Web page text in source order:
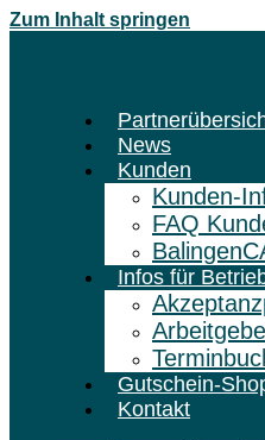
Zum Inhalt springen
News
Kunden
Kunden-
FAQ
Infos für
Gutschein-
Kontakt